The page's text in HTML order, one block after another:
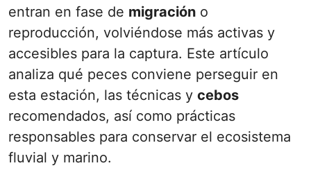
entran en fase de migración o
reproducción, volviéndose más activas y
accesibles para la captura. Este artículo
analiza qué peces conviene perseguir en
esta estación, las técnicas y cebos
recomendados, así como prácticas
responsables para conservar el ecosistema
fluvial y marino.